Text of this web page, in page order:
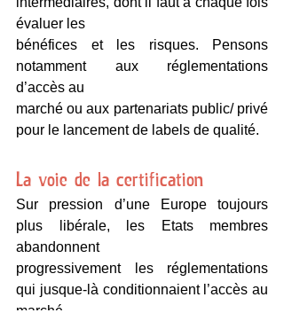
évaluer les
bénéfices et les risques. Pensons
notamment aux réglementations
d’accès au
marché ou aux partenariats public/ privé
pour le lancement de labels de qualité.
La voie de la certification
Sur pression d’une Europe toujours
plus libérale, les Etats membres
abandonnent
progressivement les réglementations
qui jusque-là conditionnaient l’accès au